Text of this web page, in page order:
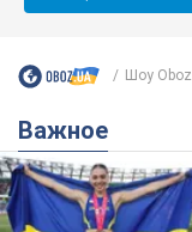
Шоу Oboz
Важное